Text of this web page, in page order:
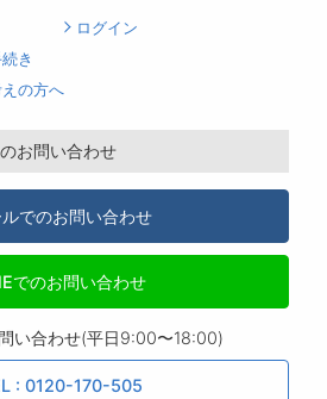
ログイン
き
の方へ
お問い合わせ
ルでのお問い合わせ
でのお問い合わせ
い合わせ(平日9:00〜18:00)
: 0120-170-505